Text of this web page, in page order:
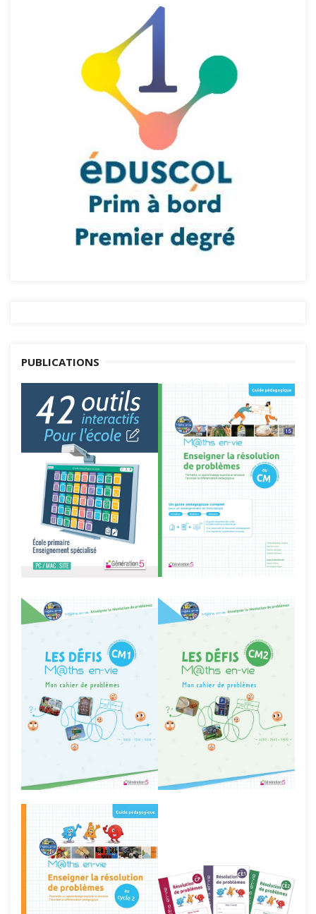
PUBLICATIONS